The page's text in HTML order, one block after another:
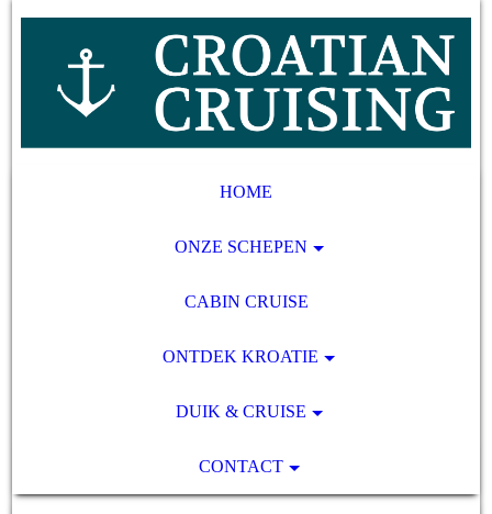
HOME
ONZE SCHEPEN
CABIN CRUISE
ONTDEK KROATIE
DUIK & CRUISE
CONTACT